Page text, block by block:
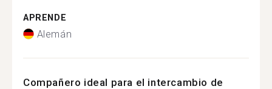
APRENDE
Alemán
Compañero ideal para el intercambio de